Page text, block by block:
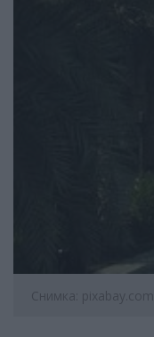
Снимка: pixabay.com